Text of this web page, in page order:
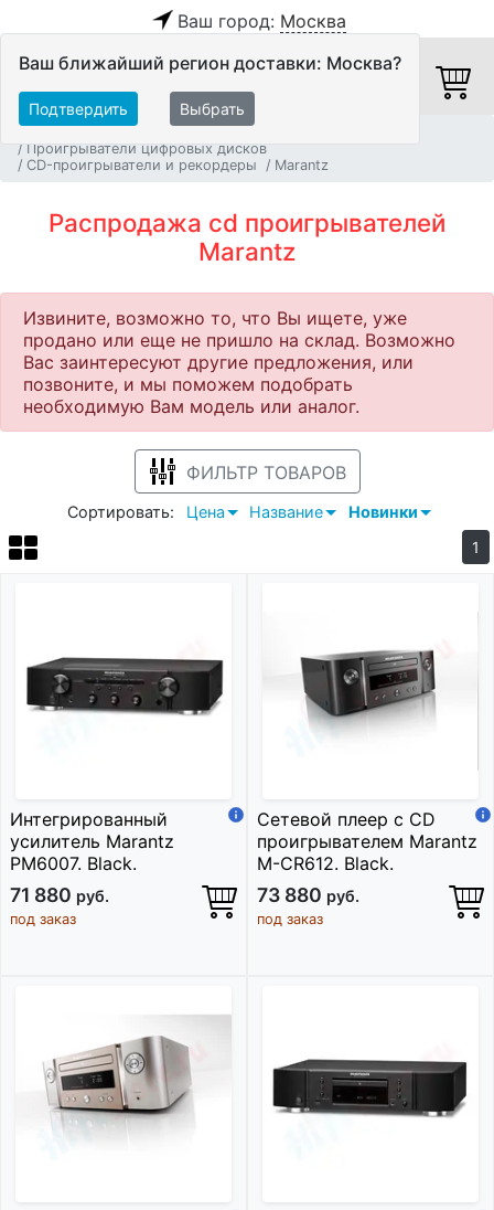
Ваш город: Москва
Ваш ближайший регион доставки: Москва?
Подтвердить Выбрать
Проигрыватели цифровых дисков
CD-проигрыватели и рекордеры
Marantz
Распродажа cd проигрывателей
Marantz
Извините, возможно то, что Вы ищете, уже
продано или еще не пришло на склад. Возможно
Вас заинтересуют другие предложения, или
позвоните, и мы поможем подобрать
необходимую Вам модель или аналог.
ФИЛЬТР ТОВАРОВ
Сортировать: Цена Название
Новинки
1
Интегрированный
усилитель Marantz
PM6007. Black.
71 880 руб.
под заказ
Сетевой плеер c CD
проигрывателем Marantz
M-CR612. Black.
73 880 руб.
под заказ